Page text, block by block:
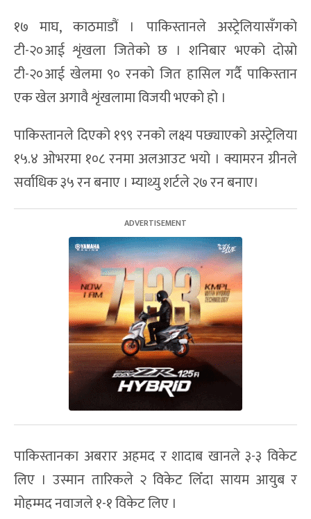
१७ माघ, काठमाडौं । पाकिस्तानले अस्ट्रेलियासँगको
टी-२०आई शृंखला जितेको छ । शनिबार भएको दोस्रो
टी-२०आई खेलमा ९० रनको जित हासिल गर्दै पाकिस्तान
एक खेल अगावै शृंखलामा विजयी भएको हो ।
पाकिस्तानले दिएको १९९ रनको लक्ष्य पछ्याएको अस्ट्रेलिया
१५.४ ओभरमा १०८ रनमा अलआउट भयो । क्यामरन ग्रीनले
सर्वाधिक ३५ रन बनाए । म्याथ्यु शर्टले २७ रन बनाए।
पाकिस्तानका अबरार अहमद र शादाब खानले ३-३ विकेट
लिए । उस्मान तारिकले २ विकेट लिँदा सायम आयुब र
मोहम्मद नवाजले १-१ विकेट लिए ।